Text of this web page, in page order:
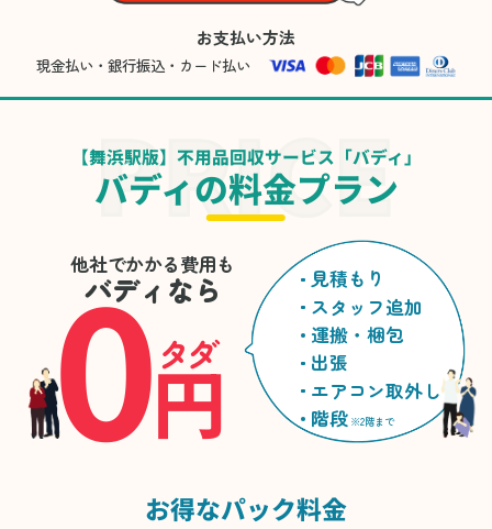
お支払い方法
現金払い・銀行振込・カード払い
【舞浜駅版】不用品回収サービス「バディ」
バディの料金プラン
他社でかかる費用も
バディなら
0円
タダ
見積もり
スタッフ追加
運搬・梱包
出張
エアコン取外し
階段 ※2階まで
お得なパック料金